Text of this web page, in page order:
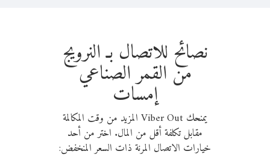
نصائح للاتصال بـ النرويج
من القمر الصناعي
إمسات
يمنحك Viber Out المزيد من وقت المكالمة
مقابل تكلفة أقل من المال. اختر من أحد
خيارات الاتصال المرنة ذات السعر المنخفض: